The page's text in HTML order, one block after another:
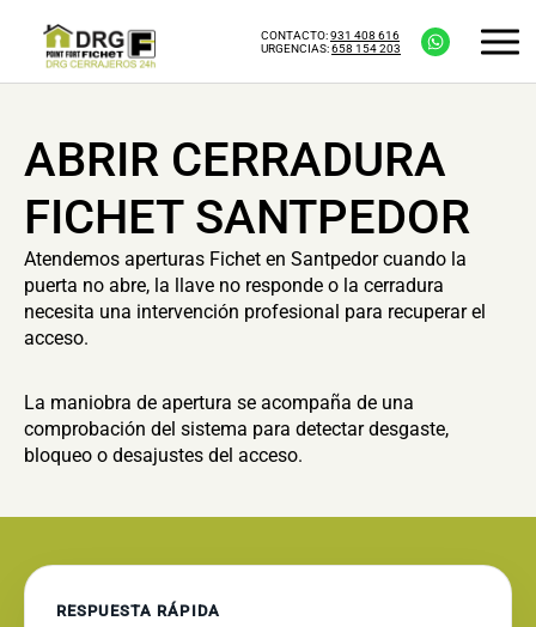
CONTACTO:931 408 616
URGENCIAS:658 154 203
ABRIR CERRADURA
FICHET SANTPEDOR
Atendemos aperturas Fichet en Santpedor cuando la
puerta no abre, la llave no responde o la cerradura
necesita una intervención profesional para recuperar el
acceso.
La maniobra de apertura se acompaña de una
comprobación del sistema para detectar desgaste,
bloqueo o desajustes del acceso.
RESPUESTA RÁPIDA